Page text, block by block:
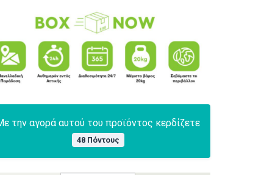
την αγορά αυτού του προϊόντος κερδίζετε
48 Πόντους